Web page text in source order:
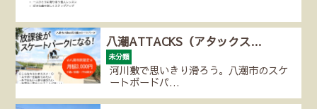
八潮ATTACKS（アタックス…
未分類
河川敷で思いきり滑ろう。八潮市のスケ
ートボードパ…